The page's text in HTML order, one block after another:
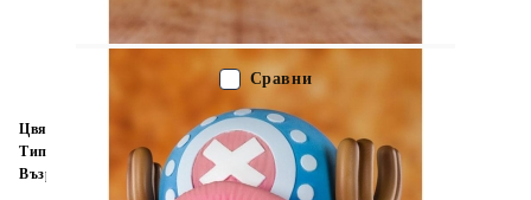
Няма в наличност - Не важи за "Pre-Order" обяви
Цвят:
Тип:
Фигурка
Възраст:
Сравни